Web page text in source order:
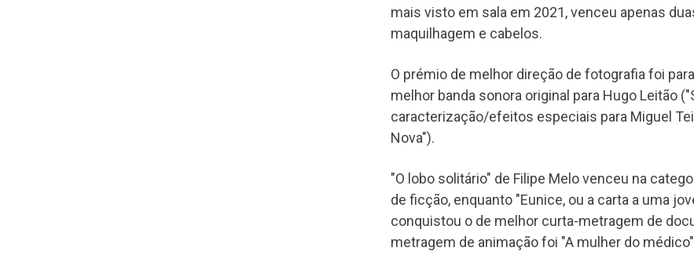
mais visto em sala em 2021, venceu apenas
maquilhagem e cabelos.
O prémio de melhor direção de fotografia foi
melhor banda sonora original para Hugo Leitão
caracterização/efeitos especiais para Miguel
Nova").
"O lobo solitário" de Filipe Melo venceu na
de ficção, enquanto "Eunice, ou a carta a uma
conquistou o de melhor curta-metragem de
metragem de animação foi "A mulher do